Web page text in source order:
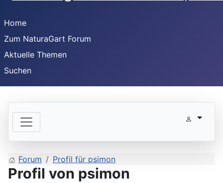
Home
Zum NaturaGart Forum
Aktuelle Themen
Suchen
Forum Profil für psimon
Profil von psimon